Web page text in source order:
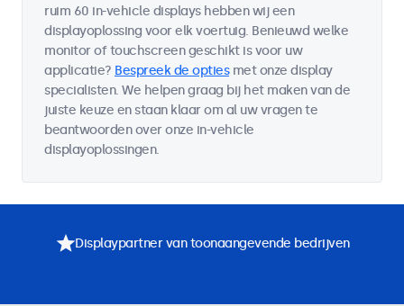
ruim 60 in-vehicle displays hebben wij een
displayoplossing voor elk voertuig. Benieuwd welke
monitor of touchscreen geschikt is voor uw
applicatie? Bespreek de optiesmet onze display
specialisten. We helpen graag bij het maken van de
juiste keuze en staan klaar om al uw vragen te
beantwoorden over onze in-vehicle
displayoplossingen.
Displaypartner van toonaangevende bedrijven